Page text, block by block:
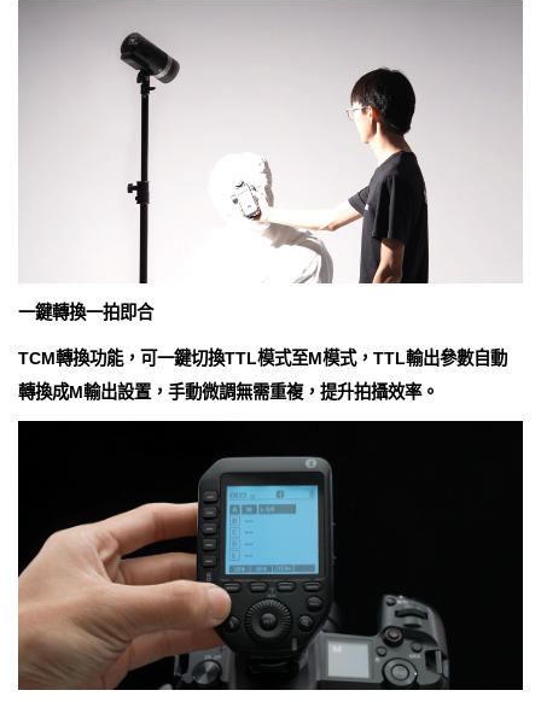
一鍵轉換一拍即合
TCM轉換功能，可一鍵切換TTL模式至M模式，TTL輸出參數自動
轉換成M輸出設置，手動微調無需重複，提升拍攝效率。